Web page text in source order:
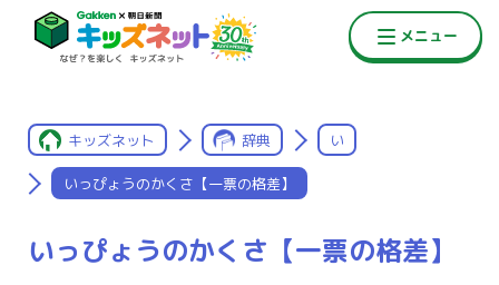
キッズネット 辞典 い
いっぴょうのかくさ【一票の格差】
いっぴょうのかくさ【一票の格差】